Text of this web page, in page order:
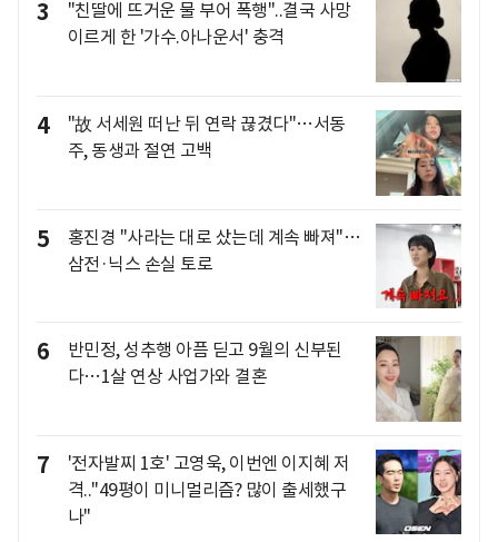
3
"친딸에 뜨거운 물 부어 폭행"..결국 사망
이르게 한 '가수.아나운서' 충격
4
"故 서세원 떠난 뒤 연락 끊겼다"…서동
주, 동생과 절연 고백
5
홍진경 "사라는 대로 샀는데 계속 빠져"…
삼전·닉스 손실 토로
6
반민정, 성추행 아픔 딛고 9월의 신부된
다…1살 연상 사업가와 결혼
7
'전자발찌 1호' 고영욱, 이번엔 이지혜 저
격.."49평이 미니멀리즘? 많이 출세했구
나"